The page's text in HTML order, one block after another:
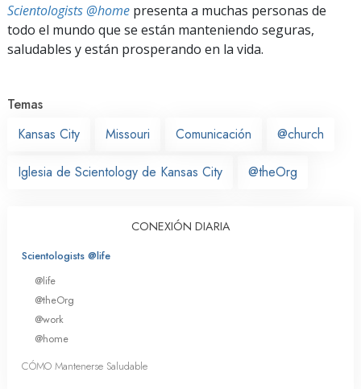
Scientologists @home presenta a muchas personas de
todo el mundo que se están manteniendo seguras,
saludables y están prosperando en la vida.
Temas
Kansas City
Missouri Comunicación @church
Iglesia de Scientology de Kansas City @theOrg
CONEXIÓN DIARIA
Scientologists @life
@life
@theOrg
@work
@home
CÓMO Mantenerse Saludable